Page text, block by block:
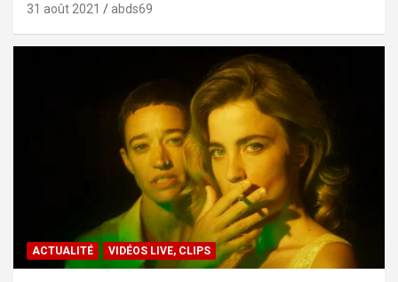
31 août 2021 abds69
ACTUALITÉ VIDÉOS LIVE, CLIPS